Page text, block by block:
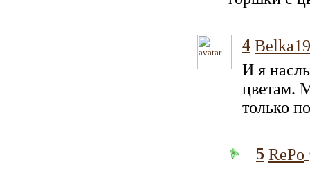
4
И я
цветам.
только
5 RePo